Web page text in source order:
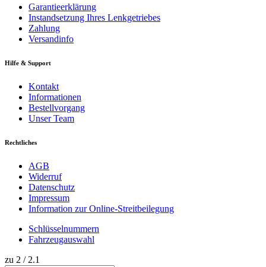
Garantieerklärung
Instandsetzung Ihres Lenkgetriebes
Zahlung
Versandinfo
Hilfe & Support
Kontakt
Informationen
Bestellvorgang
Unser Team
Rechtliches
AGB
Widerruf
Datenschutz
Impressum
Information zur Online-Streitbeilegung
Schlüsselnummern
Fahrzeugauswahl
zu 2 / 2.1